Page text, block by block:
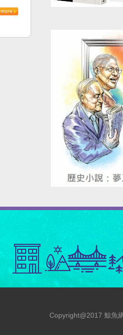
Copyright@2017 鯨魚